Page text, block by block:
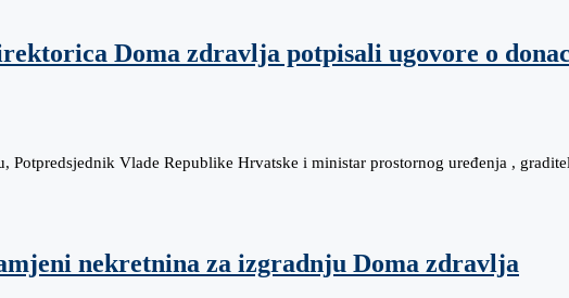
Doma zdravlja potpisali ugovore o
Potpredsjednik Vlade Republike Hrvatske i ministar prostornog uređenja ,
nekretnina za izgradnju Doma zdravlja